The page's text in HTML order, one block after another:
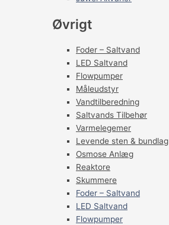
Øvrigt
Foder – Saltvand
LED Saltvand
Flowpumper
Måleudstyr
Vandtilberedning
Saltvands Tilbehør
Varmelegemer
Levende sten & bundlag
Osmose Anlæg
Reaktore
Skummere
Foder – Saltvand
LED Saltvand
Flowpumper